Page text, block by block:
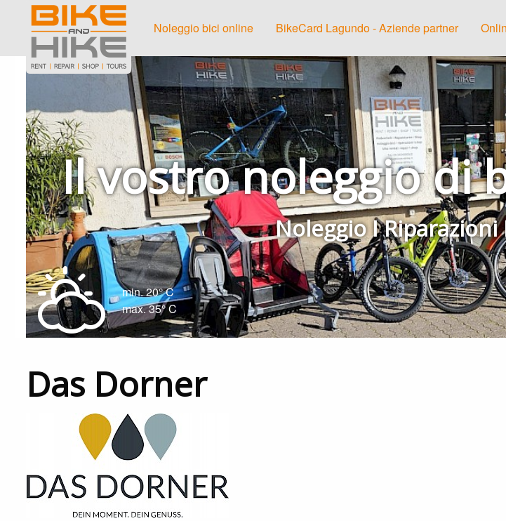
Noleggio bici online BikeCard Lagundo - Aziende partner
Il vostro noleggio di
Noleggio I Riparazioni
min. 20° C
max. 35° C
Das Dorner